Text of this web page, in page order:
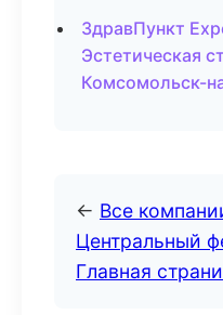
ЗдравПункт
Эстетическая
Комсомольск-
← Все
Центральный
Главная